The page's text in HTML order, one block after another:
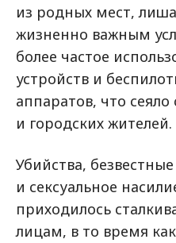
из родных мест,
жизненно важным
более частое
устройств и
аппаратов, что сеяло
и городских жителей.
Убийства,
и сексуальное
приходилось
лицам, в то время